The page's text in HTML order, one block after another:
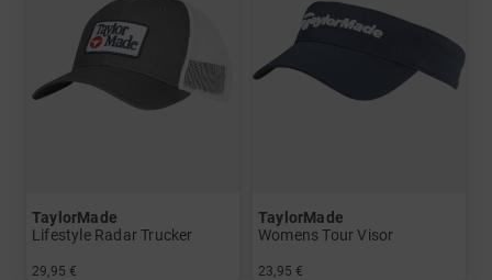
TaylorMade
Lifestyle Radar Trucker
29,95 €
TaylorMade
Womens Tour Visor
23,95 €